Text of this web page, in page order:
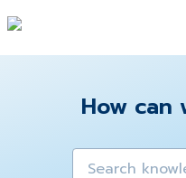
How can